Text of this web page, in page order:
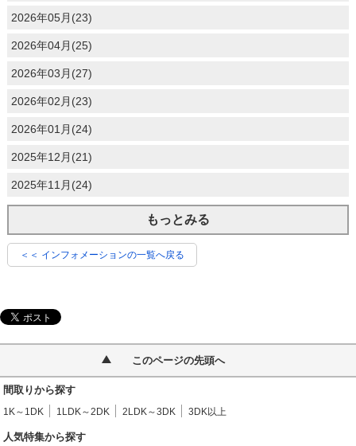
2026年05月(23)
2026年04月(25)
2026年03月(27)
2026年02月(23)
2026年01月(24)
2025年12月(21)
2025年11月(24)
もっとみる
＜＜ インフォメーションの一覧へ戻る
このページの先頭へ
間取りから探す
1K～1DK 1LDK～2DK 2LDK～3DK 3DK以上
人気特集から探す